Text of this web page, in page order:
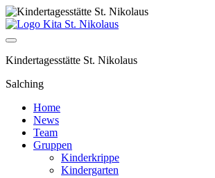
Kindertagesstätte St. Nikolaus
Salching
Home
News
Team
Gruppen
Kinderkrippe
Kindergarten